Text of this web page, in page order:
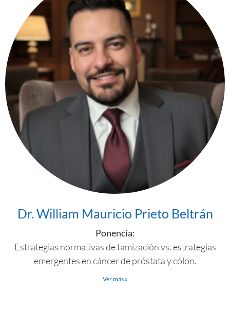
Dr. William Mauricio Prieto Beltrán
Ponencia:
Estrategias normativas de tamización vs. estrategias
emergentes en cáncer de próstata y cólon.
Ver más »